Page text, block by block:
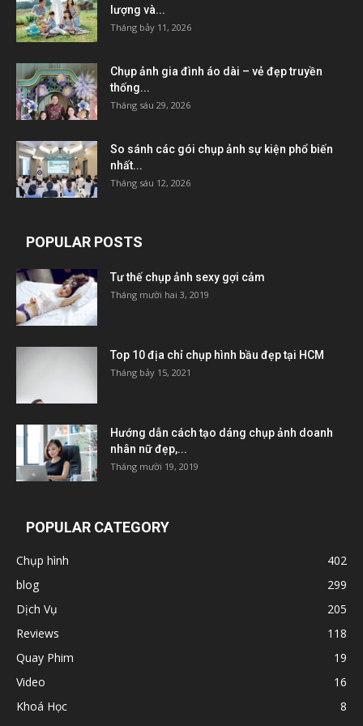
lượng và...
Tháng bảy 11, 2026
Chụp ảnh gia đình áo dài – vẻ đẹp truyền
thống...
Tháng sáu 29, 2026
So sánh các gói chụp ảnh sự kiện phổ biến
nhất...
Tháng sáu 12, 2026
POPULAR POSTS
Tư thế chụp ảnh sexy gợi cảm
Tháng mười hai 3, 2019
Top 10 địa chỉ chụp hình bầu đẹp tại HCM
Tháng bảy 15, 2021
Hướng dẫn cách tạo dáng chụp ảnh doanh
nhân nữ đẹp,...
Tháng mười 19, 2019
POPULAR CATEGORY
Chụp hình
402
blog
299
Dịch Vụ
205
Reviews
118
Quay Phim
19
Video
16
Khoá Học
8